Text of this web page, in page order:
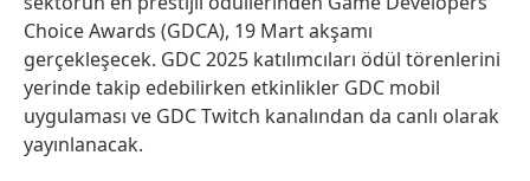
Choice Awards (GDCA), 19 Mart akşamı
gerçekleşecek. GDC 2025 katılımcıları ödül törenlerini
yerinde takip edebilirken etkinlikler GDC mobil
uygulaması ve GDC Twitch kanalından da canlı olarak
yayınlanacak.